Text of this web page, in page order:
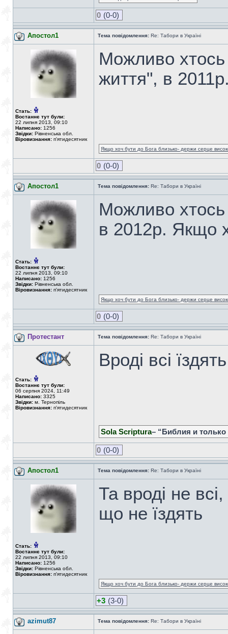
0 (0-0)
Апостол1 Тема повідомлення: Re: Табори в Україні
Стать:
Востаннє тут були:
22 липня 2013, 09:10
Написано: 1256
Звідки: Рівненська обл.
Віровизнання: п'ятидесятник
Можливо хтось
життя", в
Якщо хоч бути до Бога близько- держи серце
0 (0-0)
Апостол1 Тема повідомлення: Re: Табори в Україні
Стать:
Востаннє тут були:
22 липня 2013, 09:10
Написано: 1256
Звідки: Рівненська обл.
Віровизнання: п'ятидесятник
Можливо хтось
в 2012р. Якщо
Якщо хоч бути до Бога близько- держи серце
0 (0-0)
Протестант Тема повідомлення: Re: Табори в Україні
Стать:
Востаннє тут були:
06 серпня 2024, 11:49
Написано: 3325
Звідки: м. Тернопіль
Віровизнання: п'ятидесятник
Вроді всі
Sola Scriptura– “Библия и
0 (0-0)
Апостол1 Тема повідомлення: Re: Табори в Україні
Стать:
Востаннє тут були:
22 липня 2013, 09:10
Написано: 1256
Звідки: Рівненська обл.
Віровизнання: п'ятидесятник
Та вроді не
що не їздять
Якщо хоч бути до Бога близько- держи серце
+3 (3-0)
azimut87 Тема повідомлення: Re: Табори в Україні